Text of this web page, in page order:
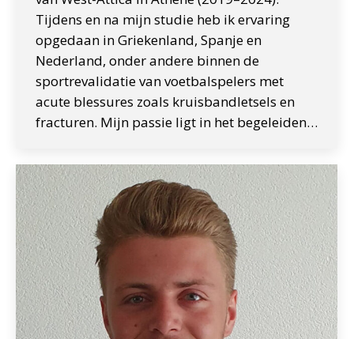
Tijdens en na mijn studie heb ik ervaring
opgedaan in Griekenland, Spanje en
Nederland, onder andere binnen de
sportrevalidatie van voetbalspelers met
acute blessures zoals kruisbandletsels en
fracturen. Mijn passie ligt in het begeleiden…